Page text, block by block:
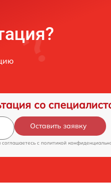
со
Оставить заявку
c политикой